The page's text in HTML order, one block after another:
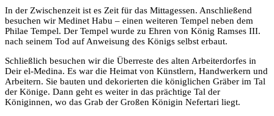
In der Zwischenzeit ist es Zeit für das Mittagessen. Anschließend
besuchen wir Medinet Habu – einen weiteren Tempel neben dem
Philae Tempel. Der Tempel wurde zu Ehren von König Ramses III.
nach seinem Tod auf Anweisung des Königs selbst erbaut.
Schließlich besuchen wir die Überreste des alten Arbeiterdorfes in
Deir el-Medina. Es war die Heimat von Künstlern, Handwerkern und
Arbeitern. Sie bauten und dekorierten die königlichen Gräber im Tal
der Könige. Dann geht es weiter in das prächtige Tal der
Königinnen, wo das Grab der Großen Königin Nefertari liegt.